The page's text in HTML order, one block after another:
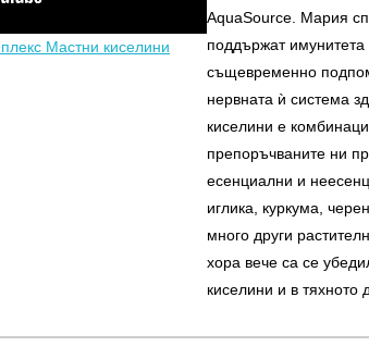
Mастни киселини
AquaSource. Мария
поддържат
същевременно
нервната ѝ система
киселини е
препоръчваните ни
есенциални и
иглика, куркума,
много други
хора вече са се
киселини и в тяхното